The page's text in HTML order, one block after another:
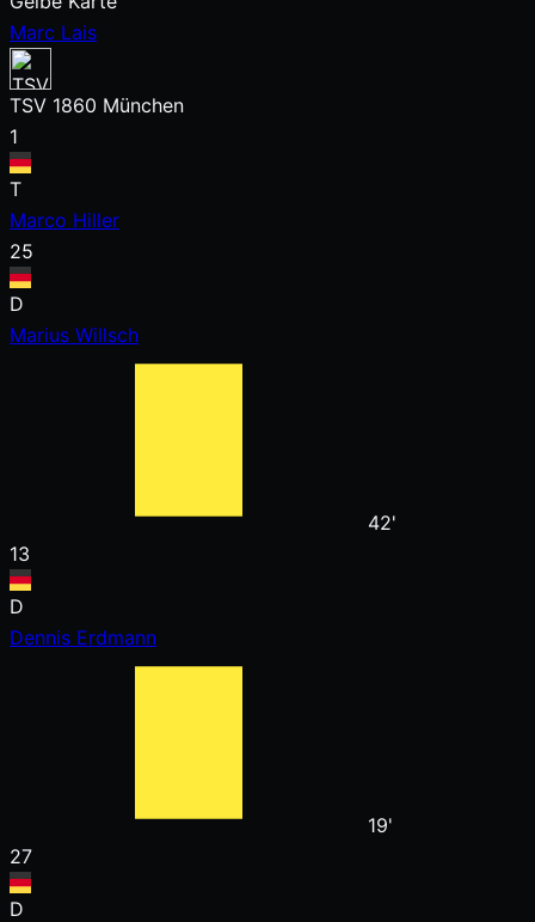
Marc Lais
TSV 1860 München
1
T
Marco Hiller
25
D
Marius Willsch
42'
13
D
Dennis Erdmann
19'
27
D